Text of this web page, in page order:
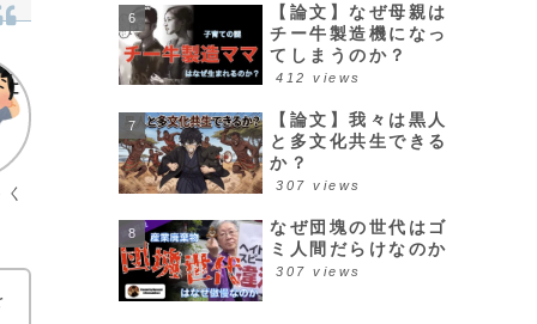
【論文】なぜ母親は
チー牛製造機になっ
てしまうのか？
412 views
【論文】我々は黒人
と多文化共生できる
か？
307 views
なぜ団塊の世代はゴ
ミ人間だらけなのか
307 views